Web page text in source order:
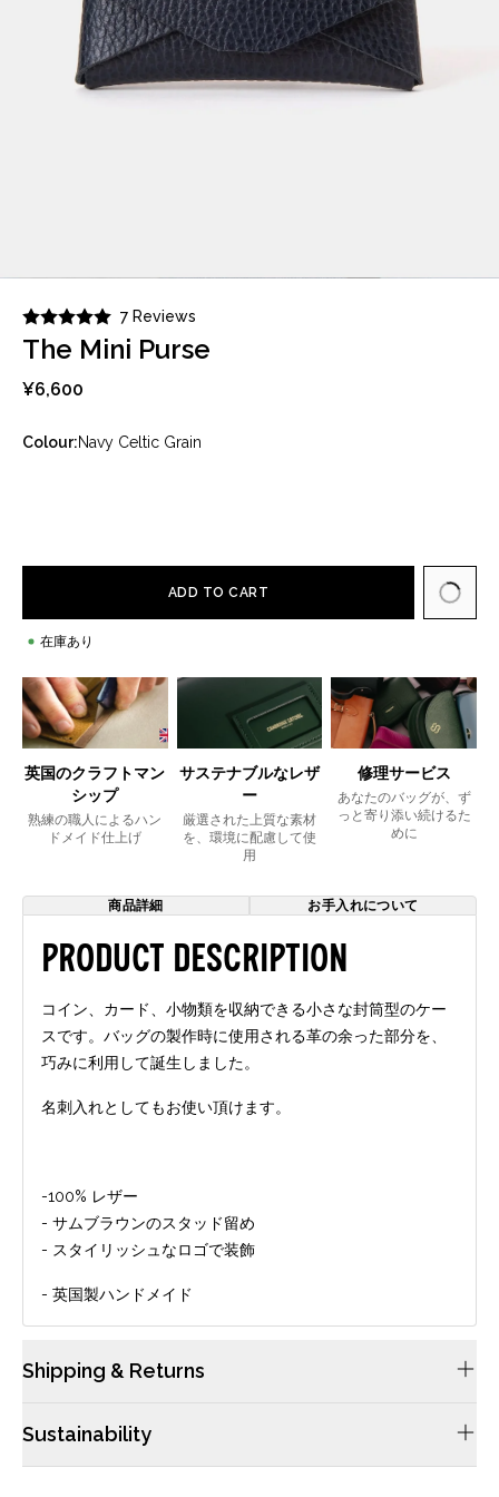
7 Reviews
The Mini Purse
¥6,600
Colour:Navy Celtic Grain
ADD TO CART
在庫あり
英国のクラフトマン
シップ
熟練の職人によるハン
ドメイド仕上げ
サステナブルなレザ
ー
厳選された上質な素材
を、環境に配慮して使
用
修理サービス
あなたのバッグが、ず
っと寄り添い続けるた
めに
商品詳細 お手入れについて
Product Description
コイン、カード、小物類を収納できる小さな封筒型のケー
スです。バッグの製作時に使用される革の余った部分を、
巧みに利用して誕生しました。
名刺入れとしてもお使い頂けます。
-100% レザー
- サムブラウンのスタッド留め
- スタイリッシュなロゴで装飾
- 英国製ハンドメイド
Shipping & Returns
Sustainability